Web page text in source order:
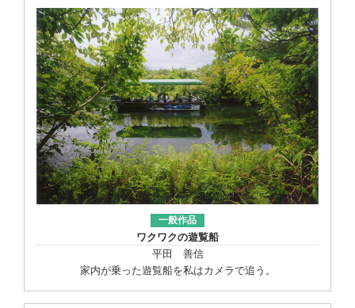
一般作品
ワクワクの遊覧船
平田 善信
家内が乗った遊覧船を私はカメラで追う。